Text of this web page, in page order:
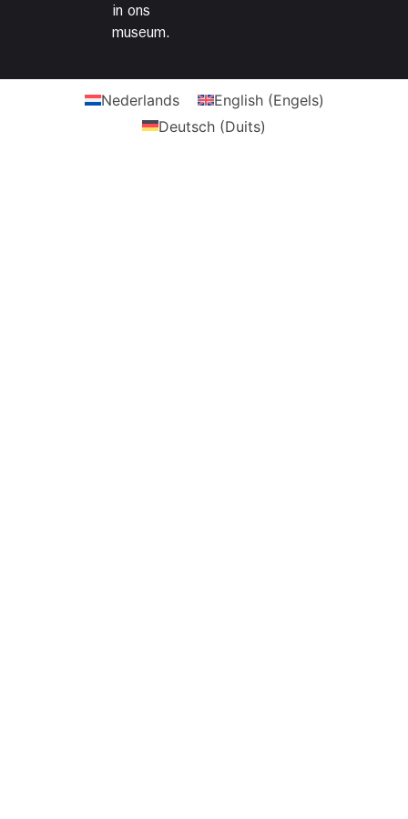
in ons
museum.
Nederlands English(Engels)
Deutsch (Duits)